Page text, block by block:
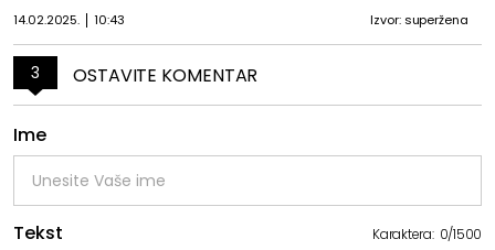
14.02.2025. 10:43 Izvor: superžena
3 OSTAVITE KOMENTAR
Ime
Tekst Karaktera: 0/1500